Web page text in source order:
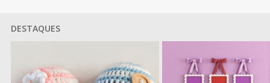
DESTAQUES